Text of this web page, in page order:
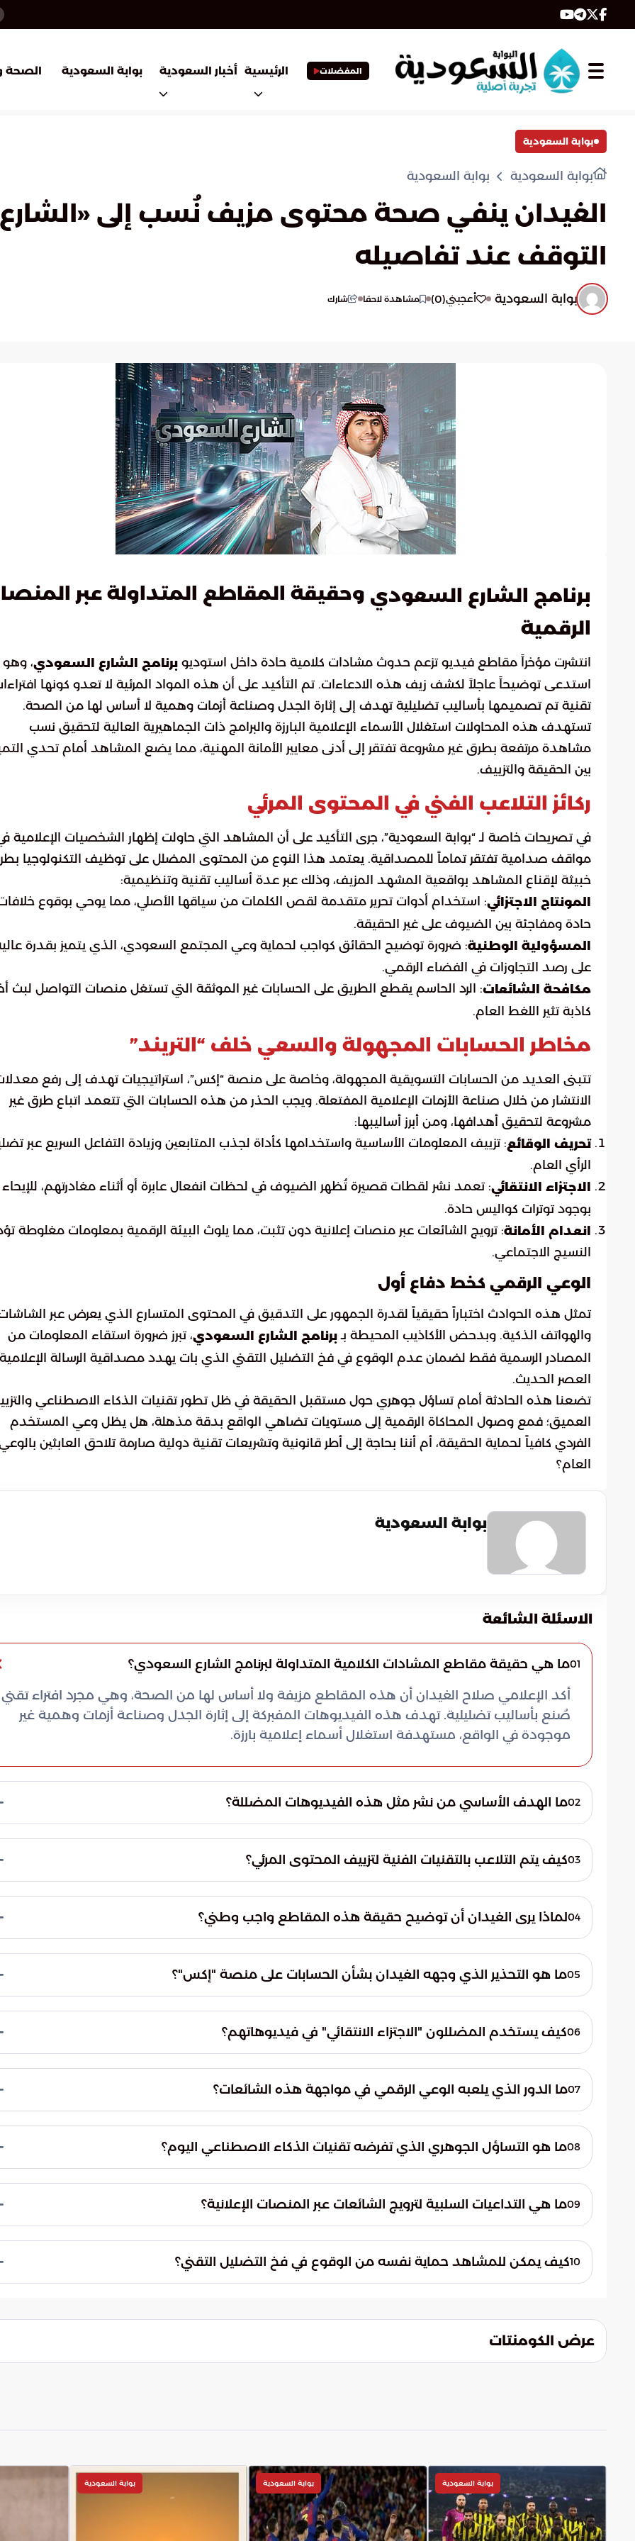
المفضلات الرئيسية أخبار السعودية بوابة السعودية الصحة
بوابة السعودية
بوابة السعودية بوابة السعودية
الغيدان ينفي صحة محتوى مزيف نُسب إلى
التوقف عند تفاصيله
بوابة السعودية أعجبني(
0
) مشاهدة لاحقا شارك
برنامج الشارع السعودي وحقيقة المقاطع المتداولة عبر
الرقمية
انتشرت مؤخراً مقاطع فيديو تزعم حدوث مشادات كلامية حادة داخل استوديو برنامج الشارع السعودي، وهو
استدعى توضيحاً عاجلاً لكشف زيف هذه الادعاءات. تم التأكيد على أن هذه المواد المرئية لا تعدو كونها
تقنية تم تصميمها بأساليب تضليلية تهدف إلى إثارة الجدل وصناعة أزمات وهمية لا أساس لها من الصحة.
تستهدف هذه المحاولات استغلال الأسماء الإعلامية البارزة والبرامج ذات الجماهيرية العالية لتحقيق نسب
مشاهدة مرتفعة بطرق غير مشروعة تفتقر إلى أدنى معايير الأمانة المهنية، مما يضع المشاهد أمام تحدي
بين الحقيقة والتزييف.
ركائز التلاعب الفني في المحتوى المرئي
في تصريحات خاصة لـ “بوابة السعودية”، جرى التأكيد على أن المشاهد التي حاولت إظهار الشخصيات الإعلامية
مواقف صدامية تفتقر تماماً للمصداقية. يعتمد هذا النوع من المحتوى المضلل على توظيف التكنولوجيا
خبيثة لإقناع المشاهد بواقعية المشهد المزيف، وذلك عبر عدة أساليب تقنية وتنظيمية:
المونتاج الاجتزائي: استخدام أدوات تحرير متقدمة لقص الكلمات من سياقها الأصلي، مما يوحي بوقوع
حادة ومفاجئة بين الضيوف على غير الحقيقة.
المسؤولية الوطنية: ضرورة توضيح الحقائق كواجب لحماية وعي المجتمع السعودي، الذي يتميز بقدرة
على رصد التجاوزات في الفضاء الرقمي.
مكافحة الشائعات: الرد الحاسم يقطع الطريق على الحسابات غير الموثقة التي تستغل منصات التواصل لبث
كاذبة تثير اللغط العام.
مخاطر الحسابات المجهولة والسعي خلف “التريند”
تتبنى العديد من الحسابات التسويقية المجهولة، وخاصة على منصة “إكس”، استراتيجيات تهدف إلى رفع
الانتشار من خلال صناعة الأزمات الإعلامية المفتعلة. ويجب الحذر من هذه الحسابات التي تتعمد اتباع طرق غير
مشروعة لتحقيق أهدافها، ومن أبرز أساليبها:
تحريف الوقائع: تزييف المعلومات الأساسية واستخدامها كأداة لجذب المتابعين وزيادة التفاعل السريع عبر
الرأي العام.
الاجتزاء الانتقائي: تعمد نشر لقطات قصيرة تُظهر الضيوف في لحظات انفعال عابرة أو أثناء مغادرتهم، للإيحاء
بوجود توترات كواليس حادة.
انعدام الأمانة: ترويج الشائعات عبر منصات إعلانية دون تثبت، مما يلوث البيئة الرقمية بمعلومات مغلوطة
النسيج الاجتماعي.
الوعي الرقمي كخط دفاع أول
تمثل هذه الحوادث اختباراً حقيقياً لقدرة الجمهور على التدقيق في المحتوى المتسارع الذي يعرض عبر
والهواتف الذكية. وبدحض الأكاذيب المحيطة بـ برنامج الشارع السعودي، تبرز ضرورة استقاء المعلومات من
المصادر الرسمية فقط لضمان عدم الوقوع في فخ التضليل التقني الذي بات يهدد مصداقية الرسالة
العصر الحديث.
تضعنا هذه الحادثة أمام تساؤل جوهري حول مستقبل الحقيقة في ظل تطور تقنيات الذكاء الاصطناعي
العميق؛ فمع وصول المحاكاة الرقمية إلى مستويات تضاهي الواقع بدقة مذهلة، هل يظل وعي المستخدم
الفردي كافياً لحماية الحقيقة، أم أننا بحاجة إلى أطر قانونية وتشريعات تقنية دولية صارمة تلاحق العابثين
العام؟
بوابة السعودية
الاسئلة الشائعة
01ما هي حقيقة مقاطع المشادات الكلامية المتداولة لبرنامج الشارع السعودي؟
أكد الإعلامي صلاح الغيدان أن هذه المقاطع مزيفة ولا أساس لها من الصحة، وهي مجرد افتراء تقني
صُنع بأساليب تضليلية. تهدف هذه الفيديوهات المفبركة إلى إثارة الجدل وصناعة أزمات وهمية غير
موجودة في الواقع، مستهدفة استغلال أسماء إعلامية بارزة.
02ما الهدف الأساسي من نشر مثل هذه الفيديوهات المضللة؟
التواصل الاجتماعي. تسعى الجهات التي تقف خلف هذه المقاطع إلى استغلال شهرة البرنامج
والإعلاميين لجذب المتابعين من خلال تضليل الرأي العام وإثارة اللغط.
03كيف يتم التلاعب بالتقنيات الفنية لتزييف المحتوى المرئي؟
من سياقها الأصلي. هذا الأسلوب يوحي للمشاهد بوقوع خلافات حادة ومفاجئة بين الضيوف في
الاستوديو، بينما الحقيقة هي دمج لقطات منفصلة لخلق مشهد صدامي وهمي.
04لماذا يرى الغيدان أن توضيح حقيقة هذه المقاطع واجب وطني؟
وقدرة على التمييز. ويهدف هذا الرد الحاسم إلى قطع الطريق على الحسابات غير الموثقة التي تستغل
الفضاء الرقمي لبث الشائعات والأخبار الكاذبة التي تمس الإعلام المحلي.
05ما هو التحذير الذي وجهه الغيدان بشأن الحسابات على منصة "إكس"؟
"صناعة الأزمات" لرفع معدلات الانتشار. وأشار إلى أن هذه الحسابات تفتقر للأمانة المهنية وتستخدم
أساليب ملتوية لجذب الانتباه وتلويث البيئة الرقمية بمعلومات مغلوطة.
06كيف يستخدم المضللون "الاجتزاء الانتقائي" في فيديوهاتهم؟
لإعطاء انطباع خاطئ. هذا الاجتزاء يهدف للإيحاء بوجود توترات وخلافات عميقة خلف الكواليس، وهو
ما يتنافى تماماً مع ما يحدث فعلياً في التصوير.
07ما الدور الذي يلعبه الوعي الرقمي في مواجهة هذه الشائعات؟
الذي يُعرض عبر الشاشات. نجاح الإعلامي في دحض هذه الأكاذيب يبرز أهمية تفكير المستخدم قبل
تصديق أي محتوى، وضرورة التحقق من المصادر الرسمية فقط.
08ما هو التساؤل الجوهري الذي تفرضه تقنيات الذكاء الاصطناعي اليوم؟
الواقع بدقة مذهلة. هل يكفي وعي الفرد وحده لحماية الحقيقة، أم أصبحنا بحاجة ماسة لأطر
قانونية وتشريعات تقنية دولية صارمة لملاحقة العابثين؟
09ما هي التداعيات السلبية لترويج الشائعات عبر المنصات الإعلانية؟
الإعلامية والأفراد. كما أن انعدام الأمانة في التعامل مع المحتوى يهدد مصداقية الرسالة الإعلامية
الرصينة ويخلق حالة من البلبلة غير المبررة في المجتمع.
10كيف يمكن للمشاهد حماية نفسه من الوقوع في فخ التضليل التقني؟
تهدف إلى الإثارة دون تقديم سياق كامل وواضح للأحداث.
عرض الكومنتات
بوابة السعودية بوابة السعودية بوابة السعودية